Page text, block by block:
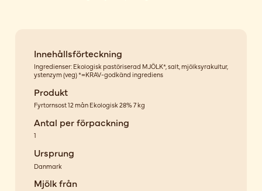
Innehållsförteckning
Ingredienser: Ekologisk pastöriserad MJÖLK*, salt, mjölksyrakultur,
ystenzym (veg) *=KRAV-godkänd ingrediens
Produkt
Fyrtornsost 12 mån Ekologisk 28% 7 kg
Antal per förpackning
1
Ursprung
Danmark
Mjölk från